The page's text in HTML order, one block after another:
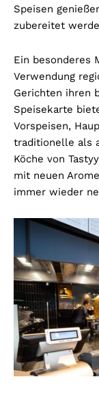
Speisen
zubereitet
Ein besonderes
Verwendung
Gerichten ihren
Speisekarte
Vorspeisen,
traditionelle als
Köche von
mit neuen
immer wieder